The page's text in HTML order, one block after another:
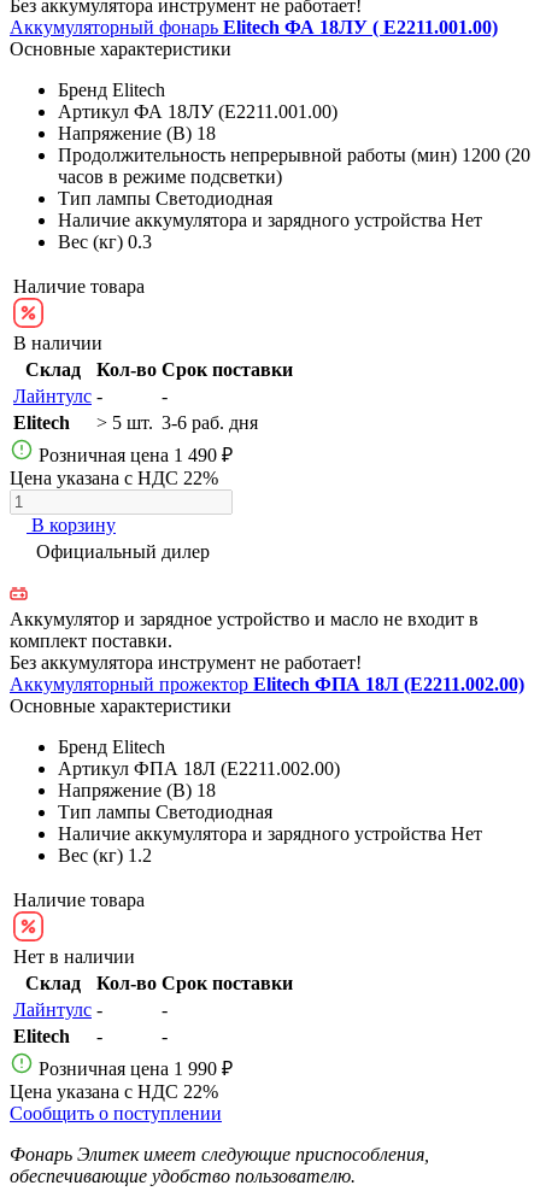
Без аккумулятора инструмент не работает!
Аккумуляторный фонарь Elitech ФА 18ЛУ ( E2211.001.00)
Основные характеристики
Бренд Elitech
Артикул ФА 18ЛУ (E2211.001.00)
Напряжение (В) 18
Продолжительность непрерывной работы (мин) 1200 (20
часов в режиме подсветки)
Тип лампы Светодиодная
Наличие аккумулятора и зарядного устройства Нет
Вес (кг) 0.3
Наличие товара
В наличии
Склад
Кол-во Срок поставки
Лайнтулс -
-
Elitech
> 5 шт. 3-6 раб. дня
Розничная цена 1 490 ₽
Цена указана с НДС 22%
В корзину
Официальный дилер
Аккумулятор и зарядное устройство и масло не входит в
комплект поставки.
Без аккумулятора инструмент не работает!
Аккумуляторный прожектор Elitech ФПА 18Л (E2211.002.00)
Основные характеристики
Бренд Elitech
Артикул ФПА 18Л (E2211.002.00)
Напряжение (В) 18
Тип лампы Светодиодная
Наличие аккумулятора и зарядного устройства Нет
Вес (кг) 1.2
Наличие товара
Нет в наличии
Склад
Кол-во Срок поставки
Лайнтулс -
-
Elitech
-
-
Розничная цена 1 990 ₽
Цена указана с НДС 22%
Сообщить о поступлении
Фонарь Элитек имеет следующие приспособления,
обеспечивающие удобство пользователю.